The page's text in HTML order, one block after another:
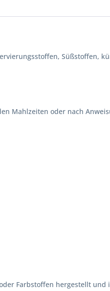
Süßstoffen,
Mahlzeiten oder nach
Farbstoffen hergestellt und